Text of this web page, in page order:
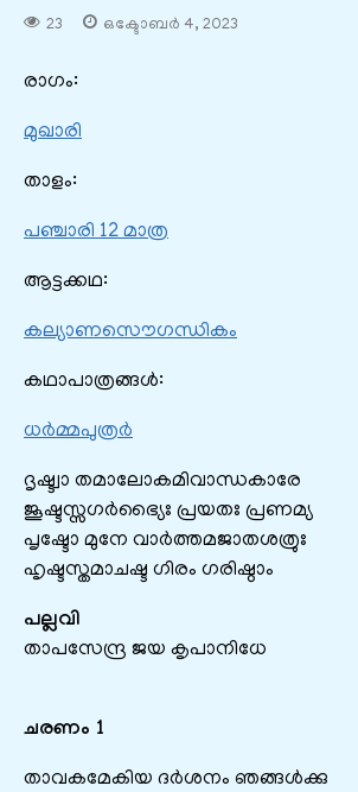
23 ഒക്ടോബർ 4, 2023
രാഗം:
മുഖാരി
താളം:
പഞ്ചാരി 12 മാത്ര
ആട്ടക്കഥ:
കല്യാണസൌഗന്ധികം
കഥാപാത്രങ്ങൾ:
ധർമ്മപുത്രർ
ദൃഷ്ട്വാ തമാലോകമിവാന്ധകാരേ
ജൂഷ്ടസ്സഗര്‍ഭ്യൈഃ പ്രയതഃ പ്രണമ്യ
പൃഷ്ടോ മുനേ വാര്‍ത്തമജാതശത്രുഃ
ഹൃഷ്ടസ്തമാചഷ്ട ഗിരം ഗരിഷ്ഠാം
പല്ലവി
താപസേന്ദ്ര ജയ കൃപാനിധേ
ചരണം 1
താവകമേകിയ ദര്‍ശനം ഞങ്ങള്‍ക്കു